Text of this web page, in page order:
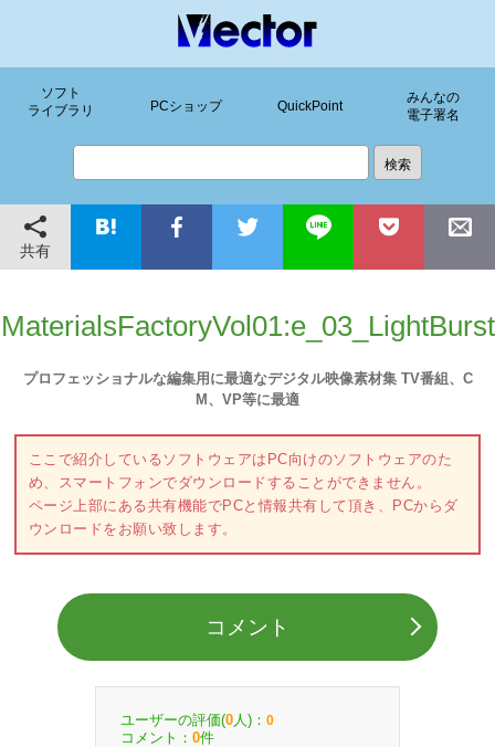
ソフト
ライブラリ
PCショップ QuickPoint
みんなの
電子署名
共有
MaterialsFactoryVol01:e_03_LightBurst
プロフェッショナルな編集用に最適なデジタル映像素材集 TV番組、C
M、VP等に最適
ここで紹介しているソフトウェアはPC向けのソフトウェアのた
め、スマートフォンでダウンロードすることができません。
ページ上部にある共有機能でPCと情報共有して頂き、PCからダ
ウンロードをお願い致します。
コメント
ユーザーの評価(0 人)： 0
コメント： 0件